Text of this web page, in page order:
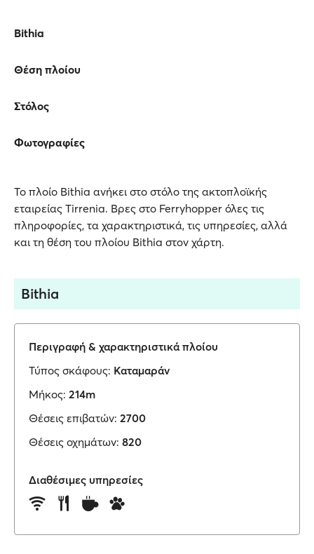
Bithia
Θέση πλοίου
Στόλος
Φωτογραφίες
Το πλοίο Bithia ανήκει στο στόλο της ακτοπλοϊκής
εταιρείας Tirrenia. Βρες στο Ferryhopper όλες τις
πληροφορίες, τα χαρακτηριστικά, τις υπηρεσίες, αλλά
και τη θέση του πλοίου Bithia στον χάρτη.
Bithia
Περιγραφή & χαρακτηριστικά πλοίου
Τύπος σκάφους: Καταμαράν
Μήκος: 214m
Θέσεις επιβατών: 2700
Θέσεις οχημάτων: 820
Διαθέσιμες υπηρεσίες